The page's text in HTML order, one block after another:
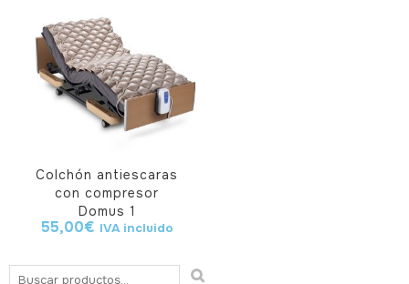
Colchón antiescaras
con compresor
Domus 1
55,00€ IVA incluido